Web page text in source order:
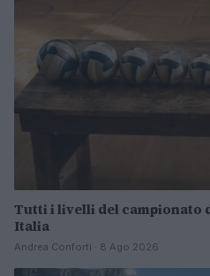
Tutti i livelli del campionato
Italia
Andrea Conforti · 8 Ago 2026